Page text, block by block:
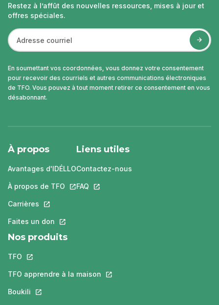
Restez à l’affût des nouvelles ressources, mises à jour et
offres spéciales.
En soumettant vos coordonnées, vous donnez votre consentement
pour recevoir des courriels et autres communications électroniques
de TFO. Vous pouvez à tout moment retirer ce consentement en vous
désabonnant.
À propos
Avantages d'IDÉLLO
À propos de TFO Ce lien s'ouvrira dans un nouvel onglet.
Carrières Ce lien s'ouvrira dans un nouvel onglet.
Faites un don Ce lien s'ouvrira dans un nouvel onglet.
Liens utiles
Contactez-nous
FAQ Ce lien s'ouvrira dans un nouvel
Nos produits
TFO Ce lien s'ouvrira dans un nouvel onglet.
TFO apprendre à la maison Ce lien s'ouvrira dans un nouvel
Boukili Ce lien s'ouvrira dans un nouvel onglet.